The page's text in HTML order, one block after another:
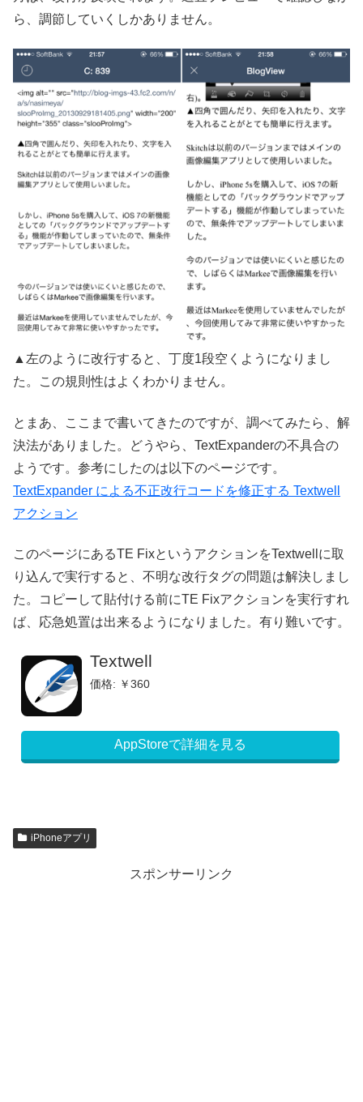
ら、調節していくしかありません。
▲左のように改行すると、丁度1段空くようになりまし
た。この規則性はよくわかりません。
とまあ、ここまで書いてきたのですが、調べてみたら、解
決法がありました。どうやら、TextExpanderの不具合の
ようです。参考にしたのは以下のページです。
TextExpander による不正改行コードを修正する Textwell
アクション
このページにあるTE FixというアクションをTextwellに取
り込んで実行すると、不明な改行タグの問題は解決しまし
た。コピーして貼付ける前にTE Fixアクションを実行すれ
ば、応急処置は出来るようになりました。有り難いです。
Textwell
価格: ￥360
AppStoreで詳細を見る
iPhoneアプリ
スポンサーリンク